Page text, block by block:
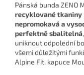
Pánská bunda ZENO
recyklované tkaniny
nepromokavá a
perfektně sbalitelná
uniknout odpolední
všemi důležitými
Alpine Fit, kapuce